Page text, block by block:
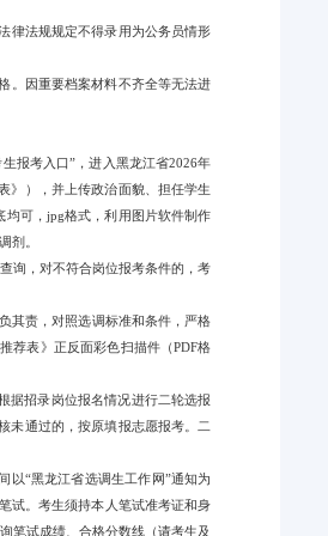
律法规规定不得录用为公务员情形
。因重要档案材料不齐全等无法进
报考入口”，进入黑龙江省2026年
》），并上传政治面貌、担任学生
均可，jpg格式，利用图片软件制作
剂。
询，对不符合岗位报考条件的，考
其责，对照选调标准和条件，严格
荐表》正反面彩色扫描件（PDF格
据招录岗位报名情况进行二轮选报
未通过的，按原填报志愿报考。二
以“黑龙江省选调生工作网”通知为
试。考生须持本人笔试准考证和身
笔试成绩、合格分数线（请考生及